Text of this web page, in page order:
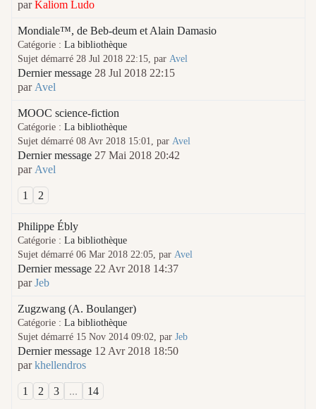
parKaliom Ludo
Mondiale™, de Beb-deum et Alain Damasio
Catégorie : La bibliothèque
Sujet démarré 28 Jul 2018 22:15, par Avel
Dernier message 28 Jul 2018 22:15
par Avel
MOOC science-fiction
Catégorie : La bibliothèque
Sujet démarré 08 Avr 2018 15:01, par Avel
Dernier message 27 Mai 2018 20:42
par Avel
1 2
Philippe Ébly
Catégorie : La bibliothèque
Sujet démarré 06 Mar 2018 22:05, par Avel
Dernier message 22 Avr 2018 14:37
parJeb
Zugzwang (A. Boulanger)
Catégorie : La bibliothèque
Sujet démarré 15 Nov 2014 09:02, par Jeb
Dernier message 12 Avr 2018 18:50
parkhellendros
1 2 3 ... 14